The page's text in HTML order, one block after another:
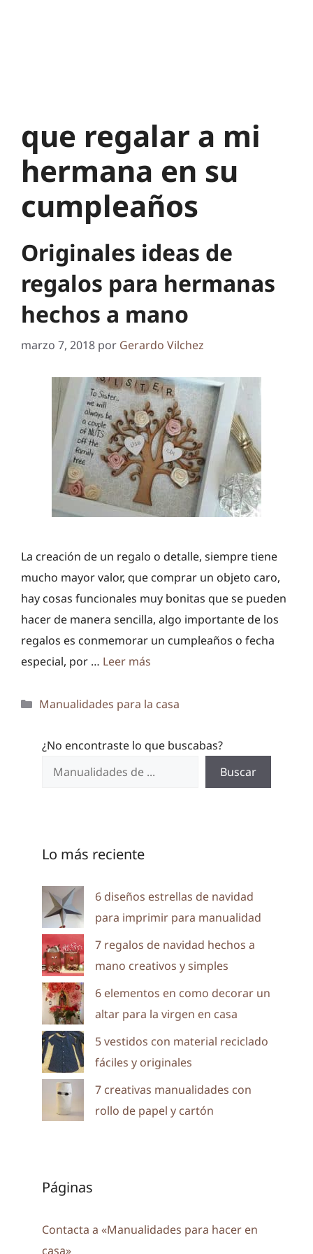
que regalar a mi
hermana en su
cumpleaños
Originales ideas de
regalos para hermanas
hechos a mano
marzo 7, 2018 por Gerardo Vilchez
La creación de un regalo o detalle, siempre tiene
mucho mayor valor, que comprar un objeto caro,
hay cosas funcionales muy bonitas que se pueden
hacer de manera sencilla, algo importante de los
regalos es conmemorar un cumpleaños o fecha
especial, por … Leer más
Categorías
Manualidades para la casa
¿No encontraste lo que buscabas?
Buscar
Lo más reciente
6 diseños estrellas de navidad
para imprimir para manualidad
7 regalos de navidad hechos a
mano creativos y simples
6 elementos en como decorar un
altar para la virgen en casa
5 vestidos con material reciclado
fáciles y originales
7 creativas manualidades con
rollo de papel y cartón
Páginas
Contacta a «Manualidades para hacer en
casa»